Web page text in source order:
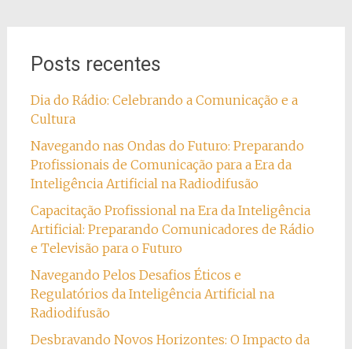
Posts recentes
Dia do Rádio: Celebrando a Comunicação e a
Cultura
Navegando nas Ondas do Futuro: Preparando
Profissionais de Comunicação para a Era da
Inteligência Artificial na Radiodifusão
Capacitação Profissional na Era da Inteligência
Artificial: Preparando Comunicadores de Rádio
e Televisão para o Futuro
Navegando Pelos Desafios Éticos e
Regulatórios da Inteligência Artificial na
Radiodifusão
Desbravando Novos Horizontes: O Impacto da